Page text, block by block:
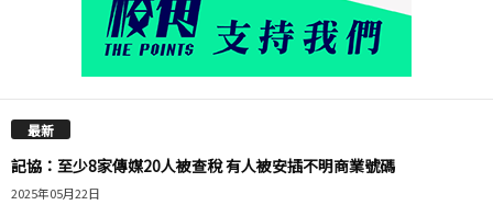
最新
記協：至少8家傳媒20人被查稅 有人被安插不明商業號碼
2025年05月22日